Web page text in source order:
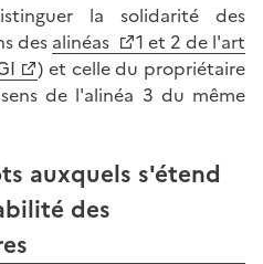
la solidarité des
des alinéas
1 et 2 de l'art
) et celle du propriétaire
de l'alinéa 3 du même
auxquels s'étend
des